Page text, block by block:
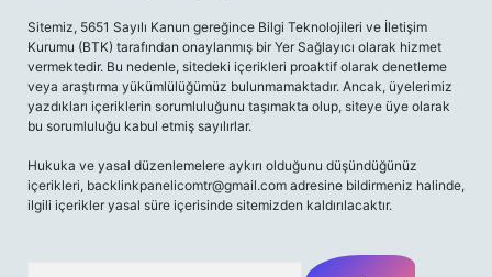
Sitemiz, 5651 Sayılı Kanun gereğince Bilgi Teknolojileri ve İletişim
Kurumu (BTK) tarafından onaylanmış bir Yer Sağlayıcı olarak hizmet
vermektedir. Bu nedenle, sitedeki içerikleri proaktif olarak denetleme
veya araştırma yükümlülüğümüz bulunmamaktadır. Ancak, üyelerimiz
yazdıkları içeriklerin sorumluluğunu taşımakta olup, siteye üye olarak
bu sorumluluğu kabul etmiş sayılırlar.
Hukuka ve yasal düzenlemelere aykırı olduğunu düşündüğünüz
içerikleri, backlinkpanelicomtr@gmail.com adresine bildirmeniz halinde,
ilgili içerikler yasal süre içerisinde sitemizden kaldırılacaktır.